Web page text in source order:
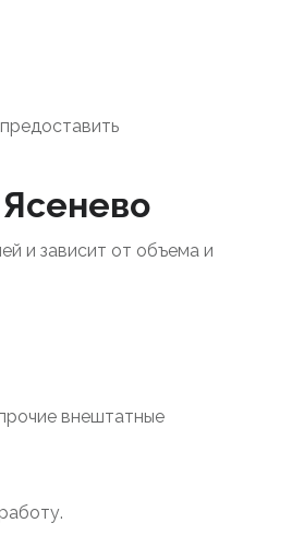
и зависит от объема и
внештатные